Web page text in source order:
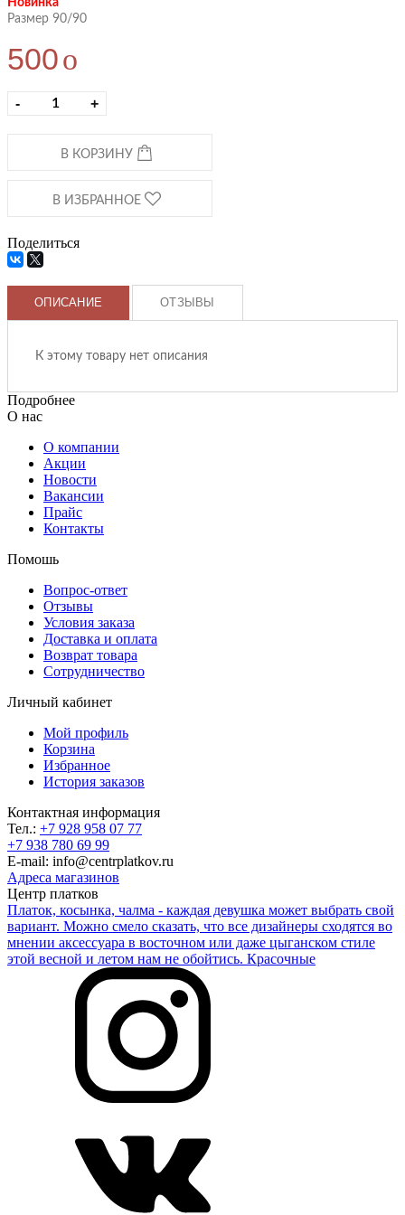
Новинка
Размер 90/90
500o
- +
В КОРЗИНУ
В ИЗБРАННОЕ
Поделиться
ОПИСАНИЕ ОТЗЫВЫ
К этому товару нет описания
Подробнее
О нас
О компании
Акции
Новости
Вакансии
Прайс
Контакты
Помошь
Вопрос-ответ
Отзывы
Условия заказа
Доставка и оплата
Возврат товара
Сотрудничество
Личный кабинет
Мой профиль
Корзина
Избранное
История заказов
Контактная информация
Тел.: +7 928 958 07 77
+7 938 780 69 99
E-mail: info@centrplatkov.ru
Адреса магазинов
Центр платков
Платок, косынка, чалма - каждая девушка может выбрать свой
вариант. Можно смело сказать, что все дизайнеры сходятся во
мнении аксессуара в восточном или даже цыганском стиле
этой весной и летом нам не обойтись. Красочные